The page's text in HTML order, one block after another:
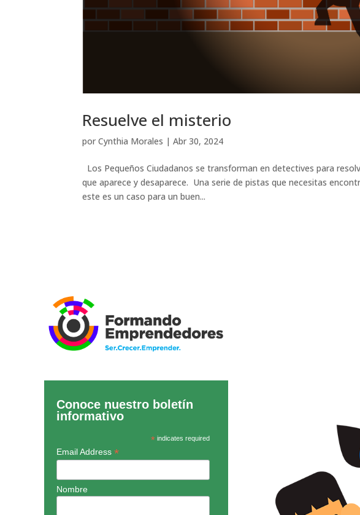
Resuelve el misterio
porCynthia Morales |Abr 30, 2024
Los Pequeños Ciudadanos se transforman en detectives para
que aparece y desaparece. Una serie de pistas que necesitas
este es un caso para un buen...
Conoce nuestro boletín
informativo
*indicates required
Email Address *
Nombre